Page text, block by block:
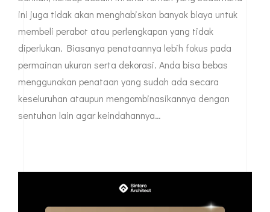
ini juga tidak akan menghabiskan banyak biaya untuk
membeli perabot atau perlengkapan yang tidak
diperlukan. Biasanya penataannya lebih fokus pada
permainan ukuran serta dekorasi. Anda bisa bebas
menggunakan penataan yang sudah ada secara
keseluruhan ataupun mengombinasikannya dengan
sentuhan lain agar keindahannya…